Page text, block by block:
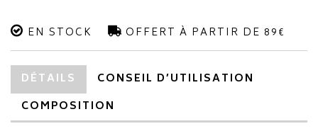
EN STOCK OFFERT À PARTIR DE 89€
DÉTAILS
CONSEIL D’UTILISATION
COMPOSITION